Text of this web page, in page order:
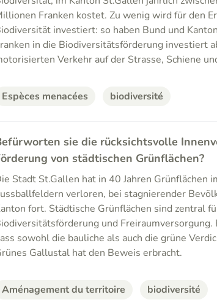
Franken kostet. Zu wenig wird für den
investiert: so haben Bund und
in die Biodiversitätsförderung investiert
Verkehr auf der Strasse, Schiene
Espèces menacées biodiversité
sie die rücksichtsvolle
von städtischen Grünflächen?
Stadt St.Gallen hat in 40 Jahren Grünflächen
verloren, bei stagnierender
fort. Städtische Grünflächen sind zentral
und
sowohl die bauliche als auch die grüne
Gallustal hat den Beweis erbracht.
Aménagement du territoire biodiversité